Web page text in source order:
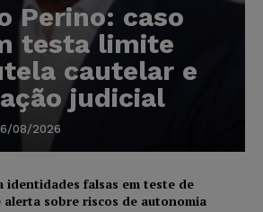
Perino: caso
testa limite
cautelar e
judicial
08/2026
falsas em teste de
alerta sobre riscos de autonomia